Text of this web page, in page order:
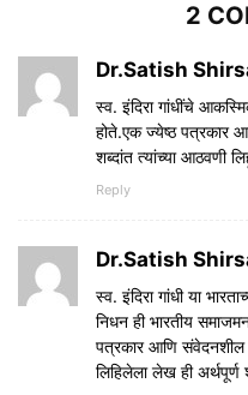
2
Dr.Satish
स्व. इंदिरा गांधींचे
होते.एक ज्येष्ठ पत्रकार
शब्दांत त्यांच्या आठवणी
Reply
Dr.Satish
स्व. इंदिरा गांधी या
निधन ही भारतीय
पत्रकार आणि संवेदनशील
लिहिलेला लेख ही